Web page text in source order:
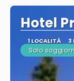
Hotel
1 LOCALITÀ 3
Solo